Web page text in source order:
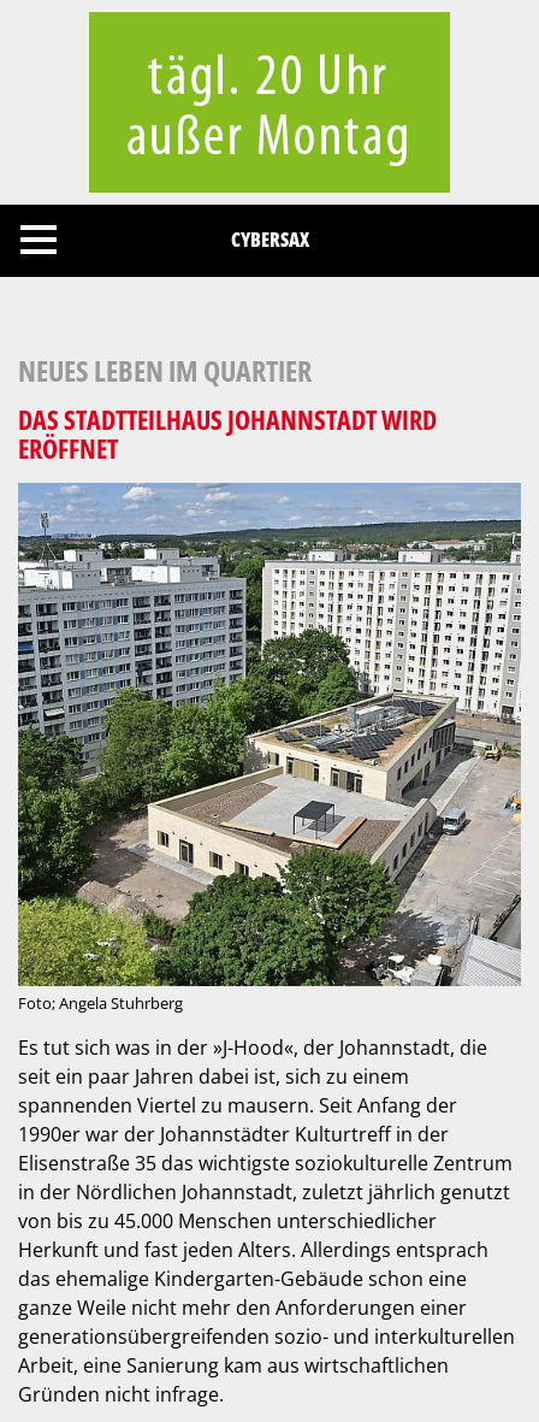
CYBERSAX
NEUES LEBEN IM QUARTIER
DAS STADTTEILHAUS JOHANNSTADT WIRD
ERÖFFNET
Foto; Angela Stuhrberg
Es tut sich was in der »J-Hood«, der Johannstadt, die
seit ein paar Jahren dabei ist, sich zu einem
spannenden Viertel zu mausern. Seit Anfang der
1990er war der Johannstädter Kulturtreff in der
Elisenstraße 35 das wichtigste soziokulturelle Zentrum
in der Nördlichen Johannstadt, zuletzt jährlich genutzt
von bis zu 45.000 Menschen unterschiedlicher
Herkunft und fast jeden Alters. Allerdings entsprach
das ehemalige Kindergarten-Gebäude schon eine
ganze Weile nicht mehr den Anforderungen einer
generationsübergreifenden sozio- und interkulturellen
Arbeit, eine Sanierung kam aus wirtschaftlichen
Gründen nicht infrage.
Cookies management panel